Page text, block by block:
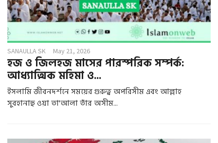
SANAULLA SK May 21, 2026
হজ ও জিলহজ মাসের পারস্পরিক সম্পর্ক:
আধ্যাত্মিক মহিমা ও...
ইসলামি জীবনদর্শনে সময়ের গুরুত্ব অপরিসীম এবং আল্লাহ
সুবহানাহু ওয়া তা'আলা তাঁর অসীম...